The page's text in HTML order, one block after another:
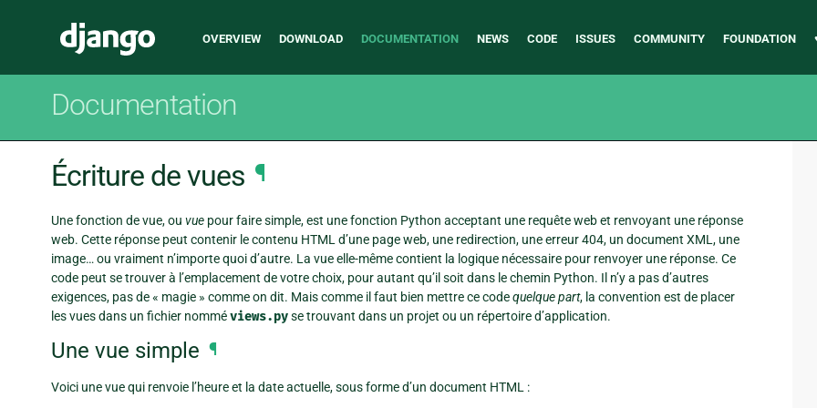
Django
Main
OVERVIEW DOWNLOAD DOCUMENTATION NEWS CODE ISSUES COMMUNITY FOUNDATION
Documentation
Écriture de vues ¶
Une fonction de vue, ou vue pour faire simple, est une fonction Python acceptant une requête web et renvoyant une réponse
web. Cette réponse peut contenir le contenu HTML d’une page web, une redirection, une erreur 404, un document XML, une
image… ou vraiment n’importe quoi d’autre. La vue elle-même contient la logique nécessaire pour renvoyer une réponse. Ce
code peut se trouver à l’emplacement de votre choix, pour autant qu’il soit dans le chemin Python. Il n’y a pas d’autres
exigences, pas de « magie » comme on dit. Mais comme il faut bien mettre ce codequelque part, la convention est de placer
les vues dans un fichier nomméviews.pyse trouvant dans un projet ou un répertoire d’application.
Une vue simple ¶
Voici une vue qui renvoie l’heure et la date actuelle, sous forme d’un document HTML :